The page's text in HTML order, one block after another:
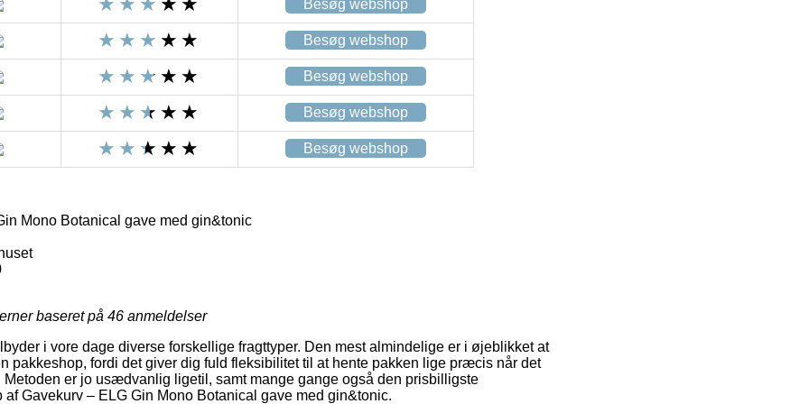
Besøg webshop
Besøg webshop
Besøg webshop
Besøg webshop
Besøg webshop
Mono Botanical gave med gin&tonic
baseret på 46 anmeldelser
i vore dage diverse forskellige fragttyper. Den mest almindelige er i øjeblikket at
pakkeshop, fordi det giver dig fuld fleksibilitet til at hente pakken lige præcis når det
Metoden er jo usædvanlig ligetil, samt mange gange også den prisbilligste
Gavekurv – ELG Gin Mono Botanical gave med gin&tonic.